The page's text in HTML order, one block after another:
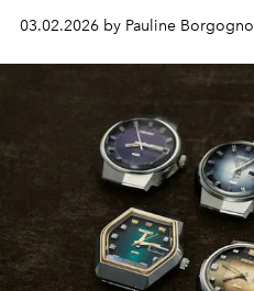
03.02.2026 by Pauline Borgogno